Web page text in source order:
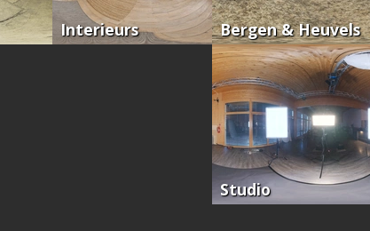
Interieurs Bergen & Heuvels
Studio